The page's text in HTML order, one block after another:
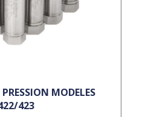
MODELES
423